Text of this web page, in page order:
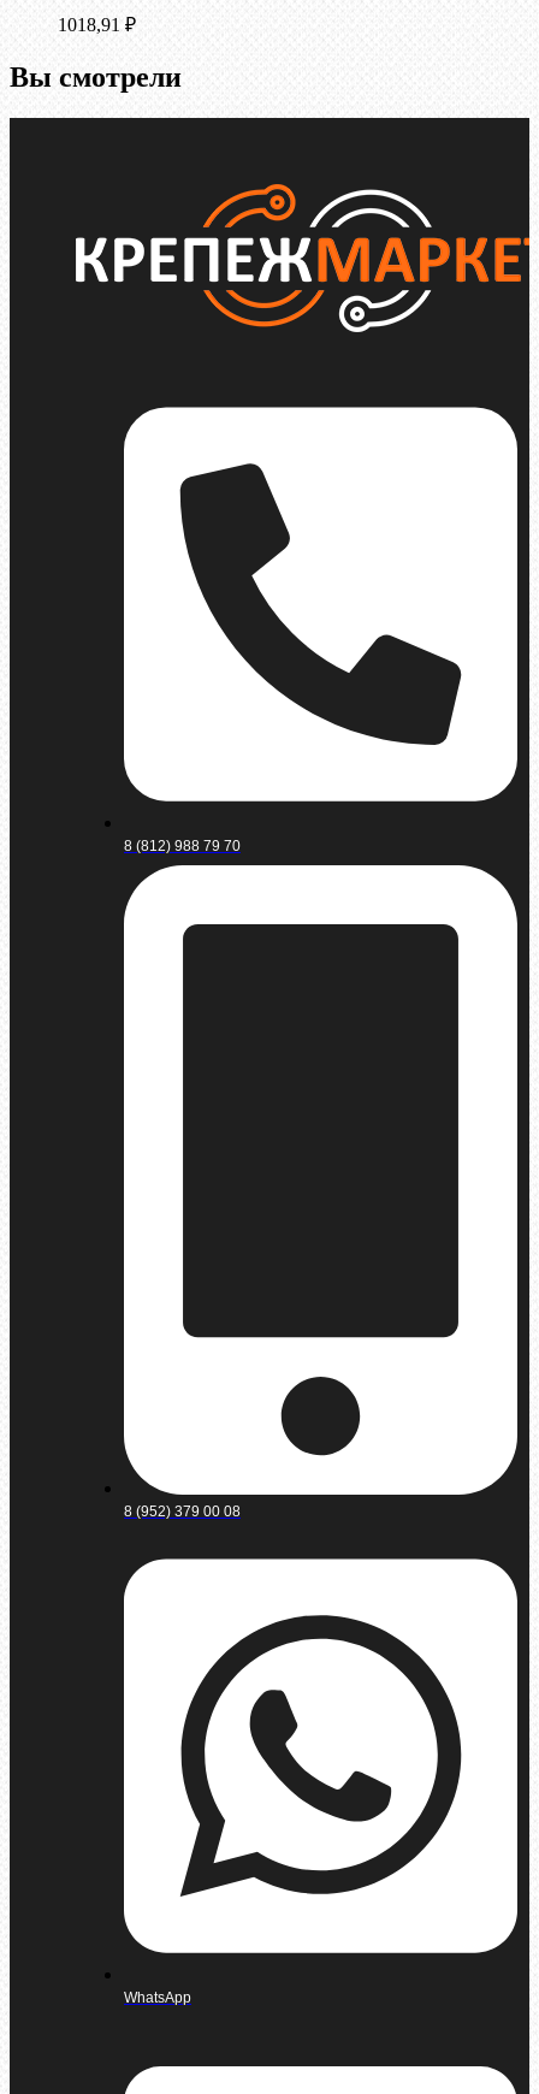
1018,91 ₽
Вы смотрели
8 (812) 988 79 70
8 (952) 379 00 08
WhatsApp